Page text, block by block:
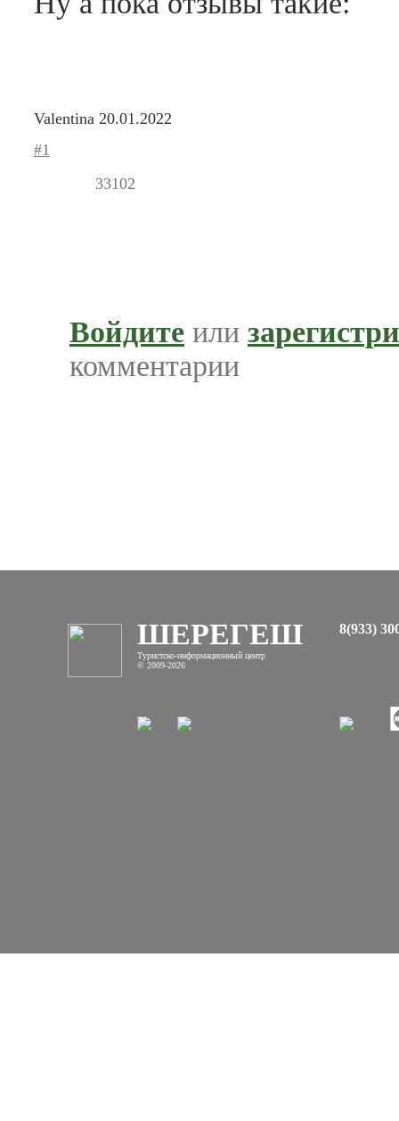
Valentina 20.01.2022
#1
33102
Войдите или
комментарии
ШЕРЕГЕШ
Туристско-информационный центр
© 2009-2026
8(933)